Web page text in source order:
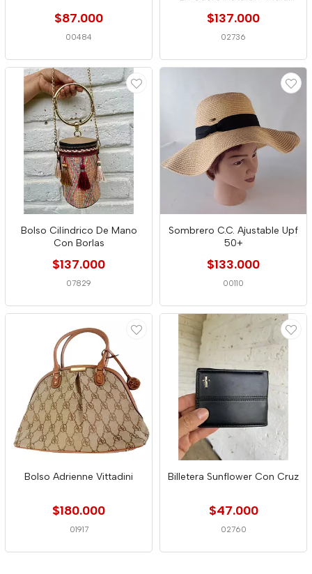
$87.000
00484
$137.000
02736
Bolso Cilíndrico De Mano
Con Borlas
$137.000
07829
Sombrero C.C. Ajustable Upf
50+
$133.000
00110
Bolso Adrienne Vittadini
$180.000
01917
Billetera Sunflower Con Cruz
$47.000
02760